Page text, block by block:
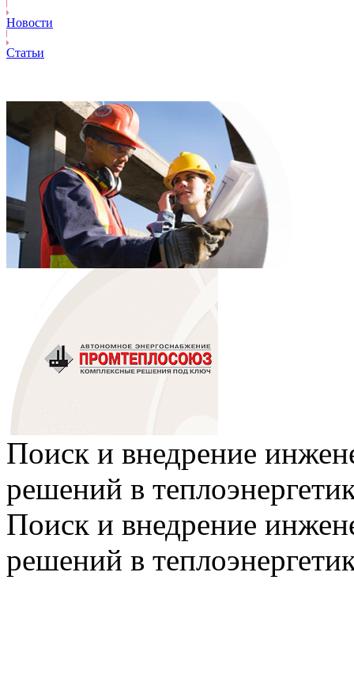
Новости
Статьи
Поиск и внедрение
решений в
Поиск и внедрение
решений в